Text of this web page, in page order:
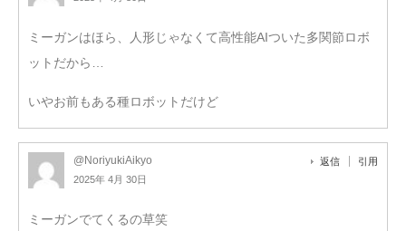
ミーガンはほら、人形じゃなくて高性能AIついた多関節ロボ
ットだから…
いやお前もある種ロボットだけど
@NoriyukiAikyo
2025年 4月 30日
返信 引用
ミーガンでてくるの草笑